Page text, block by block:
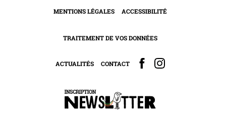
MENTIONS LÉGALES ACCESSIBILITÉ
TRAITEMENT DE VOS DONNÉES
ACTUALITÉS CONTACT